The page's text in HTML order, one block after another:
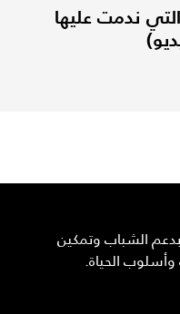
ندمت عليها
الشباب وتمكين
وأسلوب الحياة.